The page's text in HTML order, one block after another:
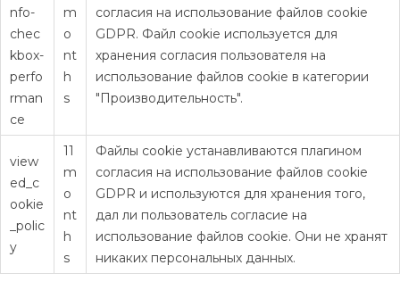
nfo-
chec
kbox-
perfo
rman
ce
m
o
nt
h
s
согласия на использование файлов cookie
GDPR. Файл cookie используется для
хранения согласия пользователя на
использование файлов cookie в категории
"Производительность".
view
ed_c
ookie
_polic
y
11
m
o
nt
h
s
Файлы cookie устанавливаются плагином
согласия на использование файлов cookie
GDPR и используются для хранения того,
дал ли пользователь согласие на
использование файлов cookie. Они не хранят
никаких персональных данных.